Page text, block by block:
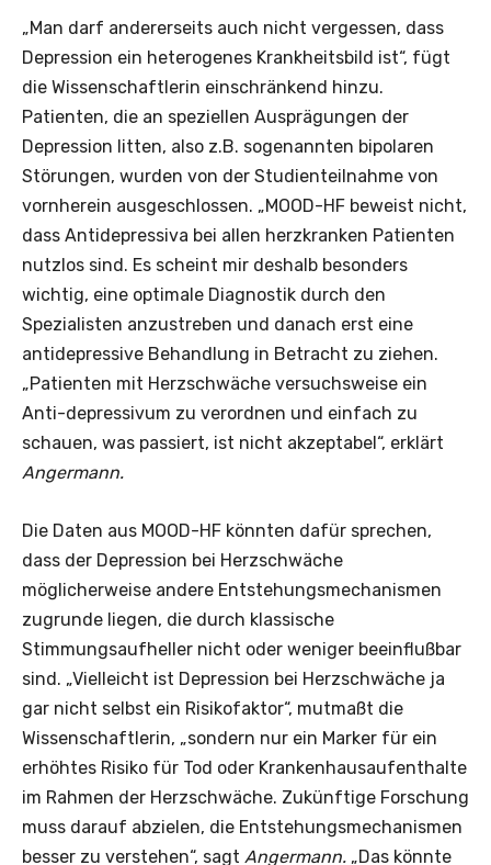
„Man darf andererseits auch nicht vergessen, dass
Depression ein heterogenes Krankheitsbild ist“, fügt
die Wissenschaftlerin einschränkend hinzu.
Patienten, die an speziellen Ausprägungen der
Depression litten, also z.B. sogenannten bipolaren
Störungen, wurden von der Studienteilnahme von
vornherein ausgeschlossen. „MOOD-HF beweist nicht,
dass Antidepressiva bei allen herzkranken Patienten
nutzlos sind. Es scheint mir deshalb besonders
wichtig, eine optimale Diagnostik durch den
Spezialisten anzustreben und danach erst eine
antidepressive Behandlung in Betracht zu ziehen.
„Patienten mit Herzschwäche versuchsweise ein
Anti-depressivum zu verordnen und einfach zu
schauen, was passiert, ist nicht akzeptabel“, erklärt
Angermann.
Die Daten aus MOOD-HF könnten dafür sprechen,
dass der Depression bei Herzschwäche
möglicherweise andere Entstehungsmechanismen
zugrunde liegen, die durch klassische
Stimmungsaufheller nicht oder weniger beeinflußbar
sind. „Vielleicht ist Depression bei Herzschwäche ja
gar nicht selbst ein Risikofaktor“, mutmaßt die
Wissenschaftlerin, „sondern nur ein Marker für ein
erhöhtes Risiko für Tod oder Krankenhausaufenthalte
im Rahmen der Herzschwäche. Zukünftige Forschung
muss darauf abzielen, die Entstehungsmechanismen
besser zu verstehen“, sagt Angermann. „Das könnte